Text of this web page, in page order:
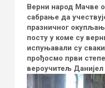
Верни народ Мачве
сабрање да
празничног
посту у коме су
испуњавали су
прођосмо први
вероучитељ